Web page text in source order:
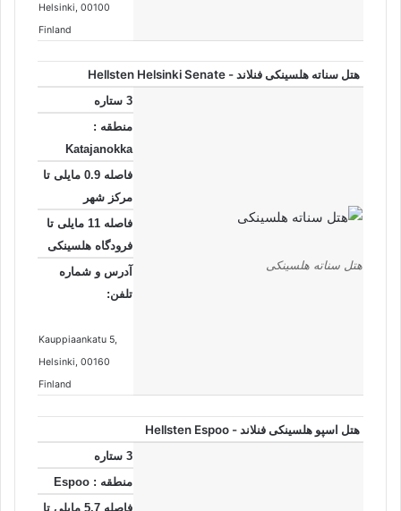
Helsinki , 00100
Finland
هتل سناته هلسینکی فنلاند - Hellsten Helsinki Senate
هتل سناته هلسینکی
3 ستاره
منطقه :
Katajanokka
فاصله 0.9 مایلی تا
مرکز شهر
فاصله 11 مایلی تا
فرودگاه هلسینکی
آدرس و شماره
تلفن:
Kauppiaankatu 5,
Helsinki, 00160
Finland
هتل اسپو هلسینکی فنلاند - Hellsten Espoo
3 ستاره
منطقه : Espoo
فاصله 5.7 مایلی تا